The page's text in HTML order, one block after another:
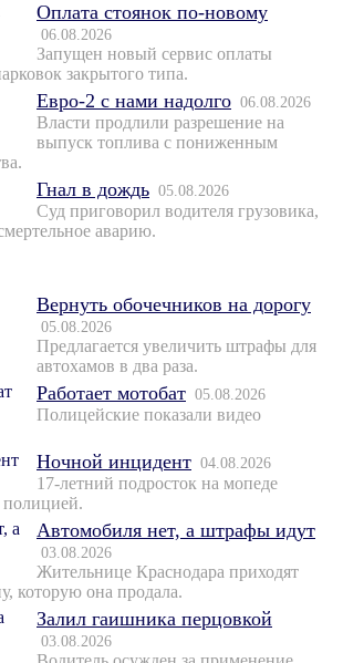
Оплата стоянок по-новому
06.08.2026
Запущен новый сервис оплаты
закрытого типа.
Евро-2 с нами надолго 06.08.2026
Власти продлили разрешение на
выпуск топлива с пониженным
Гнал в дождь 05.08.2026
Суд приговорил водителя грузовика,
аварию.
Вернуть обочечников на дорогу
05.08.2026
Предлагается увеличить штрафы для
автохамов в два раза.
Работает мотобат 05.08.2026
Полицейские показали видео
Ночной инцидент 04.08.2026
17-летний подросток на мопеде
Автомобиля нет, а штрафы идут
03.08.2026
Жительнице Краснодара приходят
которую она продала.
Залил гаишника перцовкой
03.08.2026